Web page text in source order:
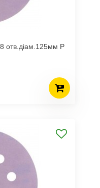
отв.діам.125мм Р